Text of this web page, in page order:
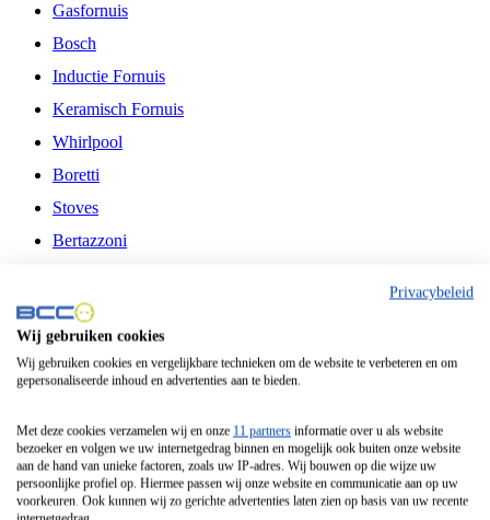
Gasfornuis
Bosch
Inductie Fornuis
Keramisch Fornuis
Whirlpool
Boretti
Stoves
Bertazzoni
Fitelli
Airfryer
Frituurpan
Contactgrill
Broodbakmachine
Broodrooster
Privacybeleid
Wij gebruiken cookies
Wij gebruiken cookies en vergelijkbare technieken om de website te verbeteren en om
gepersonaliseerde inhoud en advertenties aan te bieden.
Met deze cookies verzamelen wij en onze 11 partners informatie over u als website
bezoeker en volgen we uw internetgedrag binnen en mogelijk ook buiten onze website
aan de hand van unieke factoren, zoals uw IP-adres. Wij bouwen op die wijze uw
persoonlijke profiel op. Hiermee passen wij onze website en communicatie aan op uw
voorkeuren. Ook kunnen wij zo gerichte advertenties laten zien op basis van uw recente